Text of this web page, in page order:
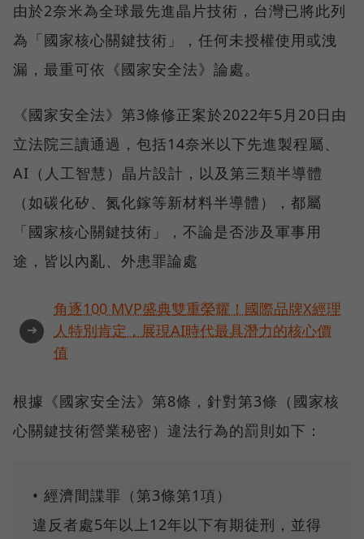
由於2奈米為全球最先進晶片技術，台灣已將此列
為「國家核心關鍵技術」，任何未授權使用或洩
漏，最重可依《國家安全法》論處。
《國家安全法》第3條修正案於2022年5月20日由
立法院三讀通過，包括14奈米以下先進製程屬、
AI（人工智慧）晶片設計，以及第三類半導體
（如碳化矽、氮化鎵等新材料半導體），都屬
「國家核心關鍵技術」，不論是否涉及軍事用
途，皆以內亂、外患罪論處
➜
角逐100 MVP盛典雙重榮耀！國際品牌X經理
人特別肯定，展現AI時代最具潛力的核心價
值
根據《國家安全法》第8條，針對第3條（國家核
心關鍵技術營業秘密）違法行為的罰則如下：
• 經濟間諜罪（第3條第1項）
違反者處5年以上12年以下有期徒刑，並得